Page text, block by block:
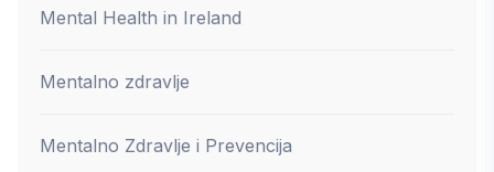
Mental Health in Ireland
Mentalno zdravlje
Mentalno Zdravlje i Prevencija